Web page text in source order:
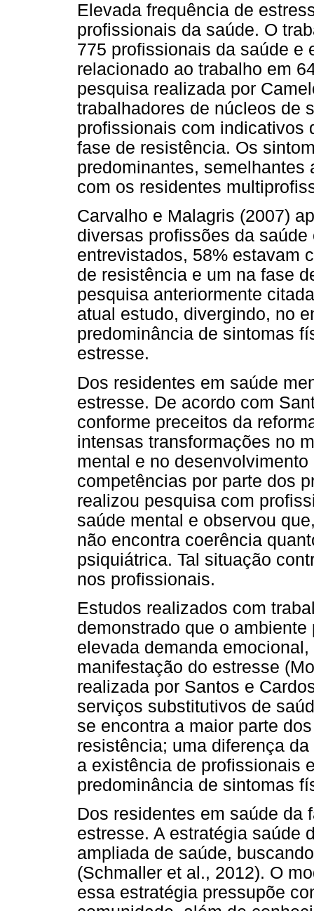
Elevada frequência de
profissionais da saúde. O
775 profissionais da saúde e
relacionado ao trabalho em
pesquisa realizada por
trabalhadores de núcleos de
profissionais com indicativos
fase de resistência. Os
predominantes, semelhantes
com os residentes
Carvalho e Malagris (2007)
diversas profissões da
entrevistados, 58% estavam
de resistência e um na fase
pesquisa anteriormente
atual estudo, divergindo, no
predominância de sintomas
estresse.
Dos residentes em saúde
estresse. De acordo com
conforme preceitos da
intensas transformações no
mental e no
competências por parte dos
realizou pesquisa com
saúde mental e observou
não encontra coerência
psiquiátrica. Tal situação
nos profissionais.
Estudos realizados com
demonstrado que o
elevada demanda
manifestação do estresse
realizada por Santos e
serviços substitutivos de
se encontra a maior parte
resistência; uma diferença
a existência de profissionais
predominância de sintomas
Dos residentes em saúde da
estresse. A estratégia saúde
ampliada de saúde,
(Schmaller et al., 2012). O
essa estratégia pressupõe